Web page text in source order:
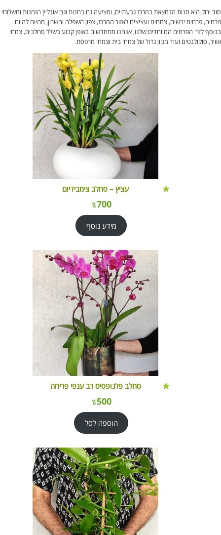
סוד ירוק היא חנות הנמצאת במרכז גבעתיים, ומציעה גם בחנות וגם אונליין הזמנות ומשלוחי
פרחים, פרחים יבשים, צמחים ועציצים לאזור המרכז, צפון השפלה והשרון, מהיום להיום.
בנוסף לזרי הפרחים המיוחדים שלנו, אנחנו מתחדשים באופן קבוע בשלל סחלבים, צמחי
אוויר, סוקולנטים ועוד מגוון גדול של צמחי בית וצמחי מרפסת.
עציץ – סחלב צימבידיום
₪700
מידע נוסף
סחלב פלנופסיס רב ענפי פריחה
₪500
הוספה לסל